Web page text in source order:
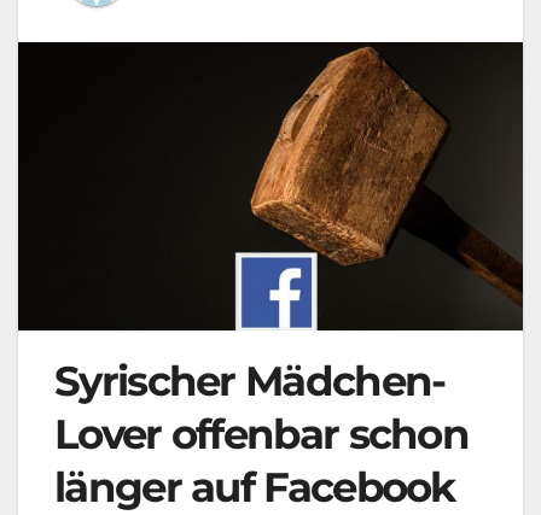
Syrischer Mädchen-
Lover offenbar schon
länger auf Facebook